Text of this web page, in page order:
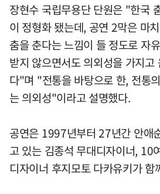
장현수 국립무용단 단원은 "한국
이 정형화 됐는데, 공연 2막은 마
춤을 춘다는 느낌이 들 정도로 자
받지 않으면서도 의외성을 가지고
다"며 "전통을 바탕으로 한, 전통
는 의외성"이라고 설명했다.
공연은 1997년부터 27년간 안애
고 있는 김종석 무대디자이너, 10
디자이너 후지모토 다카유키가 함